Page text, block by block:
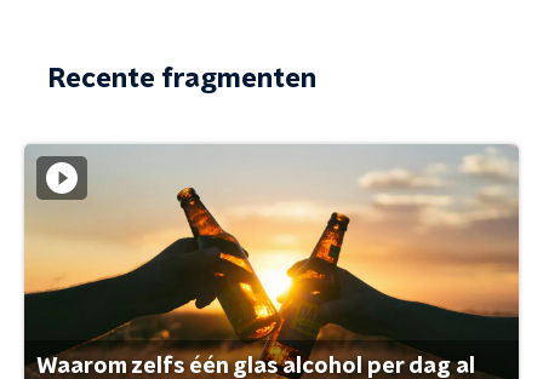
Recente fragmenten
Waarom zelfs één glas alcohol per dag al